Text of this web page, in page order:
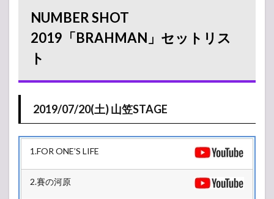
NUMBER SHOT
2019「BRAHMAN」セットリス
ト
2019/07/20(土) 山笠STAGE
1.FOR ONE’S LIFE
2.賽の河原